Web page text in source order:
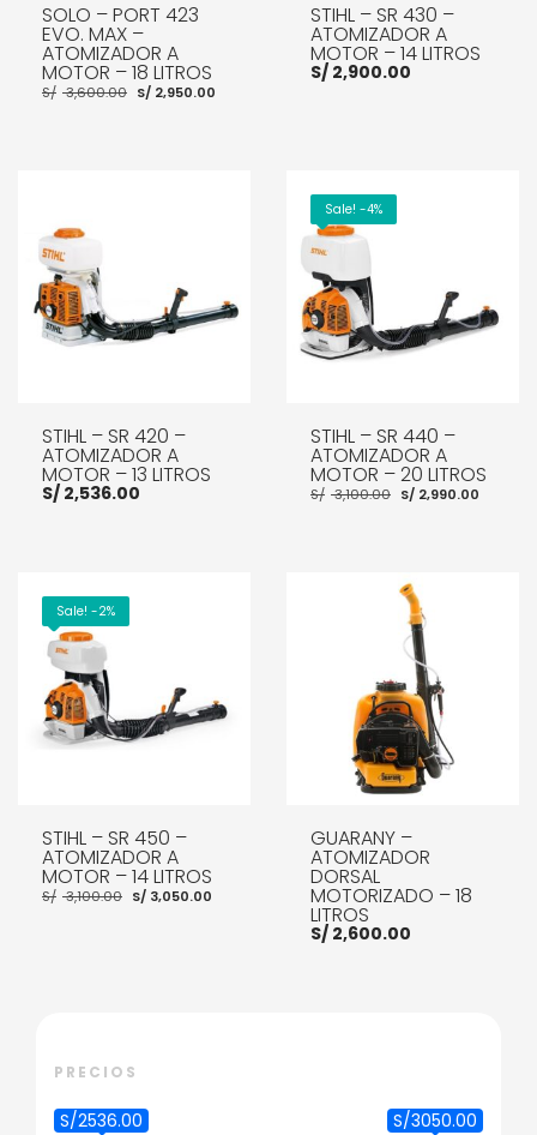
SOLO – PORT 423
EVO. MAX –
ATOMIZADOR A
MOTOR – 18 LITROS
S/ 3,600.00 El
precio
S/ 2,950.00
STIHL – SR 430 –
ATOMIZADOR A
MOTOR – 14 LITROS
S/ 2,900.00
STIHL – SR 420 –
ATOMIZADOR A
MOTOR – 13 LITROS
S/ 2,536.00
AÑADIR AL CARRITO
Sale! -4%
STIHL – SR 440 –
ATOMIZADOR A
MOTOR – 20 LITROS
S/ 3,100.00 El
precio
S/ 2,990.00
AÑADIR AL CARRITO
Sale! -2%
STIHL – SR 450 –
ATOMIZADOR A
MOTOR – 14 LITROS
S/ 3,100.00 El
precio
S/ 3,050.00
GUARANY –
ATOMIZADOR
DORSAL
MOTORIZADO – 18
LITROS
S/ 2,600.00
PRECIOS
S/2536.00 S/3050.00